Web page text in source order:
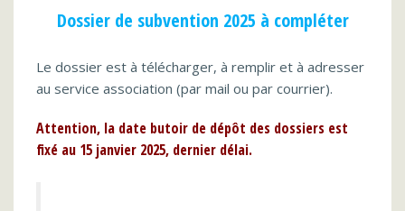
Dossier de subvention 2025 à compléter
Le dossier est à télécharger, à remplir et à adresser
au service association (par mail ou par courrier).
Attention, la date butoir de dépôt des dossiers est
fixé au 15 janvier 2025, dernier délai.